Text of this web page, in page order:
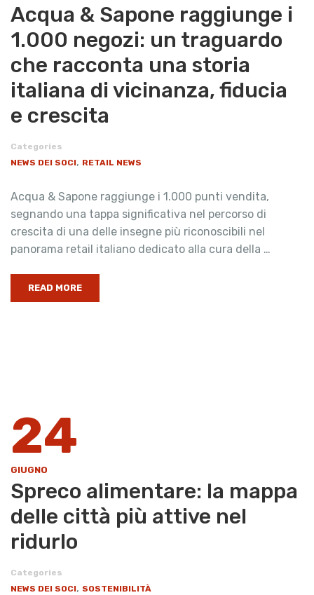
Acqua & Sapone raggiunge i
1.000 negozi: un traguardo
che racconta una storia
italiana di vicinanza, fiducia
e crescita
Categories
NEWS DEI SOCI, RETAIL NEWS
Acqua & Sapone raggiunge i 1.000 punti vendita,
segnando una tappa significativa nel percorso di
crescita di una delle insegne più riconoscibili nel
panorama retail italiano dedicato alla cura della …
READ MORE
24
GIUGNO
Spreco alimentare: la mappa
delle città più attive nel
ridurlo
Categories
NEWS DEI SOCI, SOSTENIBILITÀ